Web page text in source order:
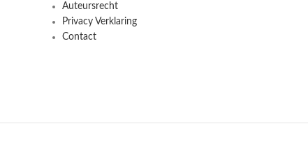
Auteursrecht
Privacy Verklaring
Contact